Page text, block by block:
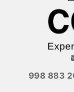
998 883